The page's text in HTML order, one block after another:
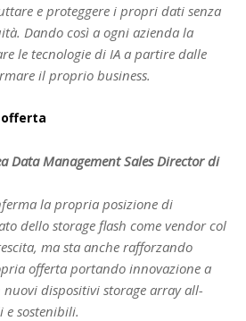
e proteggere i propri dati senza
Dando così a ogni azienda la
le tecnologie di IA a partire dalle
il proprio business.
offerta
Data Management Sales Director di
la propria posizione di
dello storage flash come vendor col
ma sta anche rafforzando
offerta portando innovazione a
dispositivi storage array all-
e sostenibili.